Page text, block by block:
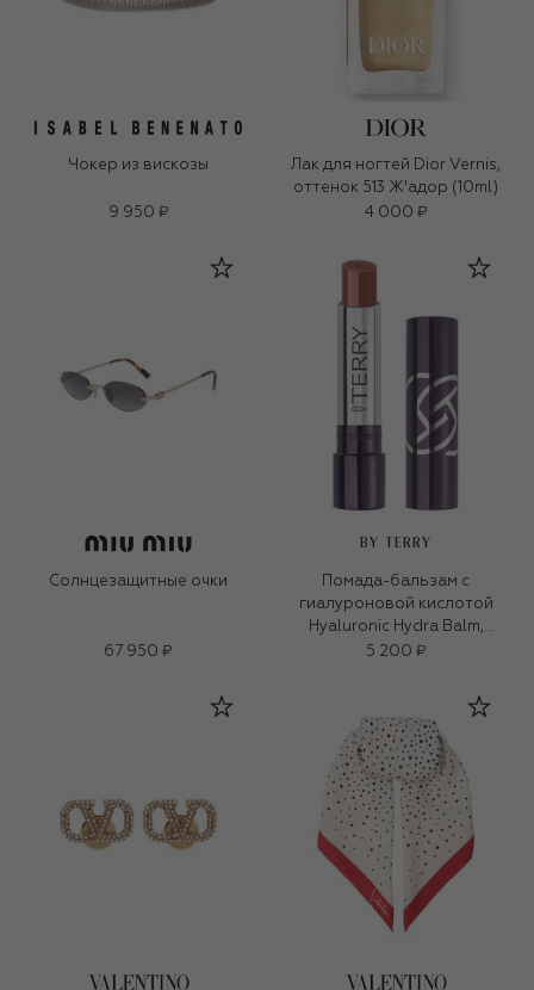
Чокер из вискозы
9 950 ₽
Лак для ногтей Dior Vernis,
оттенок 513 Ж'адор (10ml)
4 000 ₽
Солнцезащитные очки
67 950 ₽
BY TERRY
Помада-бальзам с
гиалуроновой кислотой
Hyaluronic Hydra Balm,
оттенок 5 Secret Kiss (2,6g)
5 200 ₽